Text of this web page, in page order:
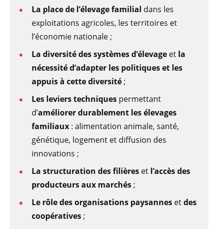
La place de l’élevage familial dans les
exploitations agricoles, les territoires et
l’économie nationale ;
La diversité des systèmes d’élevage et la
nécessité d’adapter les politiques et les
appuis à cette diversité;
Les leviers techniques permettant
d’améliorer durablement les élevages
familiaux : alimentation animale, santé,
génétique, logement et diffusion des
innovations ;
La structuration des filières et l’accès des
producteurs aux marchés;
Le rôle des organisations paysannes etdes
coopératives;